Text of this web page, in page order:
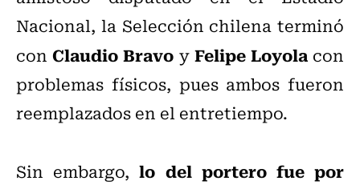
Nacional, la Selección chilena terminó
conClaudio Bravo yFelipe Loyolacon
problemas físicos, pues ambos fueron
reemplazados en el entretiempo.
Sin embargo,lo del portero fue por